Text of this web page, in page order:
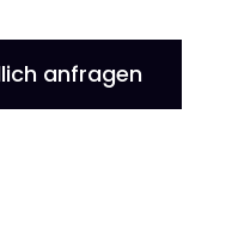
anfragen